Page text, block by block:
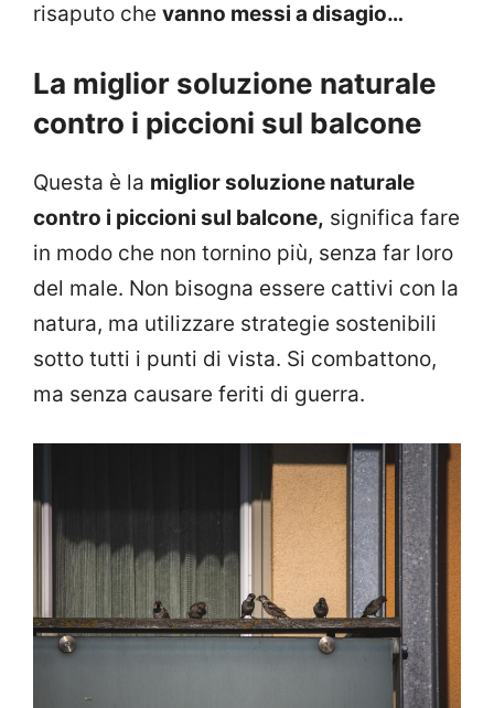
risaputo che vanno messi a disagio…
La miglior soluzione naturale
contro i piccioni sul balcone
Questa è la miglior soluzione naturale
contro i piccioni sul balcone, significa fare
in modo che non tornino più, senza far loro
del male. Non bisogna essere cattivi con la
natura, ma utilizzare strategie sostenibili
sotto tutti i punti di vista. Si combattono,
ma senza causare feriti di guerra.